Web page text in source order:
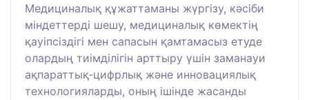
Медициналық құжаттаманы жүргізу, кәсіби
міндеттерді шешу, медициналық көмектің
қауіпсіздігі мен сапасын қамтамасыз етуде
олардың тиімділігін арттыру үшін заманауи
ақпараттық-цифрлық және инновациялық
технологияларды, оның ішінде жасанды